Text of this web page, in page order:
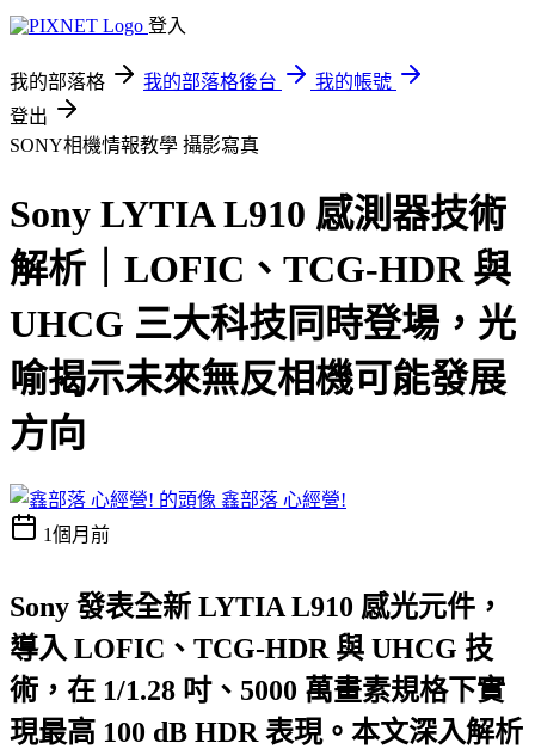
登入
我的部落格 我的部落格後台
我的帳號
登出
SONY相機情報教學 攝影寫真
Sony LYTIA L910 感測器技術
解析｜LOFIC、TCG-HDR 與
UHCG 三大科技同時登場，光
喻揭示未來無反相機可能發展
方向
鑫部落 心經營!
1個月前
Sony 發表全新 LYTIA L910 感光元件，
導入 LOFIC、TCG-HDR 與 UHCG 技
術，在 1/1.28 吋、5000 萬畫素規格下實
現最高 100 dB HDR 表現。本文深入解析